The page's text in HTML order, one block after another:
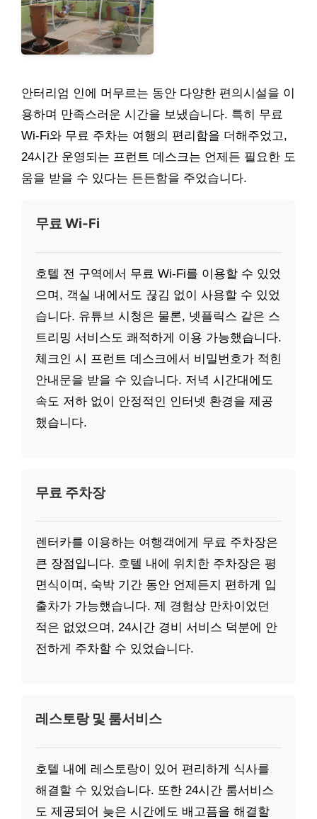
안터리엄 인에 머무르는 동안 다양한 편의시설을 이
용하며 만족스러운 시간을 보냈습니다. 특히 무료
Wi-Fi와 무료 주차는 여행의 편리함을 더해주었고,
24시간 운영되는 프런트 데스크는 언제든 필요한 도
움을 받을 수 있다는 든든함을 주었습니다.
무료 Wi-Fi
호텔 전 구역에서 무료 Wi-Fi를 이용할 수 있었
으며, 객실 내에서도 끊김 없이 사용할 수 있었
습니다. 유튜브 시청은 물론, 넷플릭스 같은 스
트리밍 서비스도 쾌적하게 이용 가능했습니다.
체크인 시 프런트 데스크에서 비밀번호가 적힌
안내문을 받을 수 있습니다. 저녁 시간대에도
속도 저하 없이 안정적인 인터넷 환경을 제공
했습니다.
무료 주차장
렌터카를 이용하는 여행객에게 무료 주차장은
큰 장점입니다. 호텔 내에 위치한 주차장은 평
면식이며, 숙박 기간 동안 언제든지 편하게 입
출차가 가능했습니다. 제 경험상 만차이었던
적은 없었으며, 24시간 경비 서비스 덕분에 안
전하게 주차할 수 있었습니다.
레스토랑 및 룸서비스
호텔 내에 레스토랑이 있어 편리하게 식사를
해결할 수 있었습니다. 또한 24시간 룸서비스
도 제공되어 늦은 시간에도 배고픔을 해결할